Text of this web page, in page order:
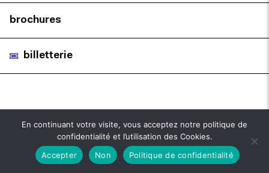
brochures
billetterie
En continuant votre visite, vous acceptez notre politique de
confidentialité et l’utilisation des Cookies.
Accepter
Non Politique de confidentialité